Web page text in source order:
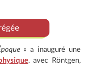
» a inauguré une
, avec Röntgen,